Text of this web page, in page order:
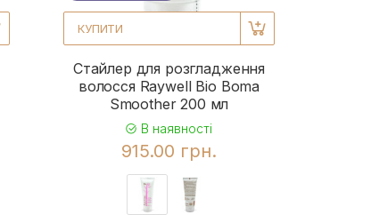
КУПИТИ
Стайлер для розгладження
волосся Raywell Bio Boma
Smoother 200 мл
В наявності
915.00 грн.